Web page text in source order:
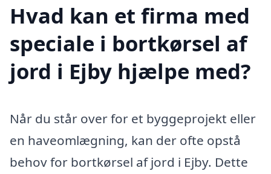
Hvad kan et firma med
speciale i bortkørsel af
jord i Ejby hjælpe med?
Når du står over for et byggeprojekt eller
en haveomlægning, kan der ofte opstå
behov for bortkørsel af jord i Ejby. Dette